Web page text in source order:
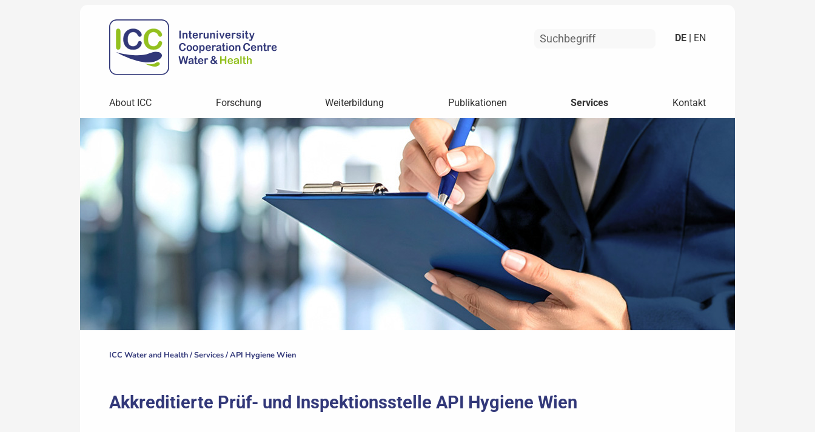
DE | EN
About ICC Forschung Weiterbildung Publikationen Services Kontakt
ICC Water and Health /Services/API Hygiene Wien
Akkreditierte Prüf- und Inspektionsstelle API Hygiene Wien